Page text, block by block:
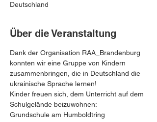
Deutschland
Über die Veranstaltung
Dank der Organisation RAA_Brandenburg
konnten wir eine Gruppe von Kindern
zusammenbringen, die in Deutschland die
ukrainische Sprache lernen!
Kinder freuen sich, dem Unterricht auf dem
Schulgelände beizuwohnen:
Grundschule am Humboldtring